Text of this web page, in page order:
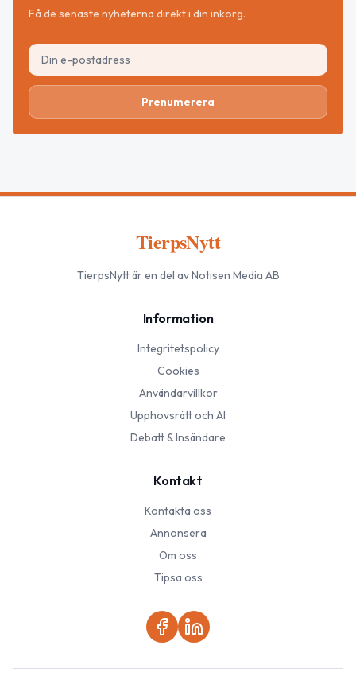
Få de senaste nyheterna direkt i din inkorg.
Prenumerera
TierpsNytt
TierpsNyttär en del av Notisen Media AB
Information
Integritetspolicy
Cookies
Användarvillkor
Upphovsrätt och AI
Debatt & Insändare
Kontakt
Kontakta oss
Annonsera
Om oss
Tipsa oss